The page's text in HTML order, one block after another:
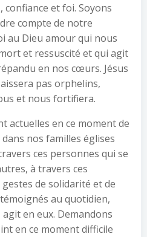
confiance et foi. Soyons
compte de notre
au Dieu amour qui nous
et ressuscité et qui agit
en nos cœurs. Jésus
pas orphelins,
et nous fortifiera.
actuelles en ce moment de
nos familles églises
ces personnes qui se
à travers ces
de solidarité et de
au quotidien,
agit en eux. Demandons
en ce moment difficile